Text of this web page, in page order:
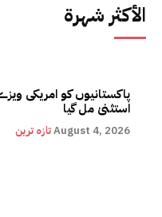
الأكثر شهرة
پاکستانیوں کو امریکی
استثنیٰ مل گیا
تازہ ترینAugust 4, 2026